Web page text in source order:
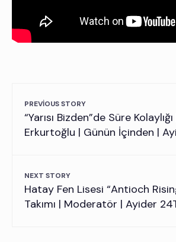
PREVIOUS STORY
“Yarısı Bizden”de Süre
Erkurtoğlu | Günün İçinden |
NEXT STORY
Hatay Fen Lisesi “Antioch
Takımı | Moderatör | Ayider